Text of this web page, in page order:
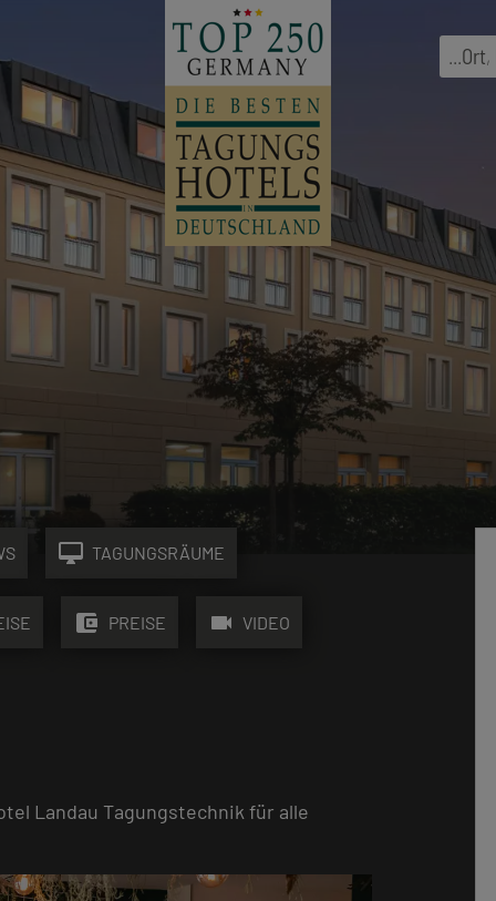
...Ort,
desktop_mac TAGUNGSRÄUME
account_balance_wallet PREISE videocam VIDEO
Landau Tagungstechnik für alle